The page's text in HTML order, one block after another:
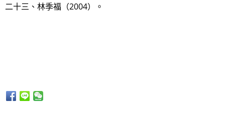
二十三、林季福（2004）。